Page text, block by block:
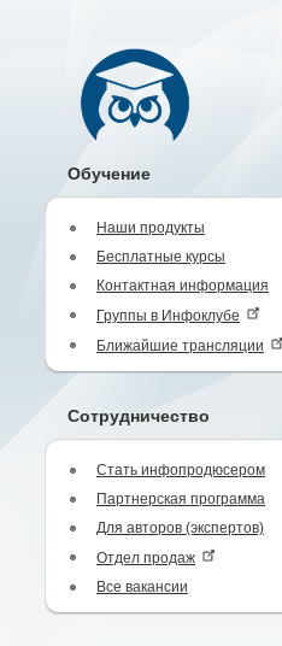
Обучение
Наши продукты
Бесплатные курсы
Контактная информация
Группы в Инфоклубе
Ближайшие трансляции
Сотрудничество
Стать инфопродюсером
Партнерская программа
Для авторов (экспертов)
Отдел продаж
Все вакансии